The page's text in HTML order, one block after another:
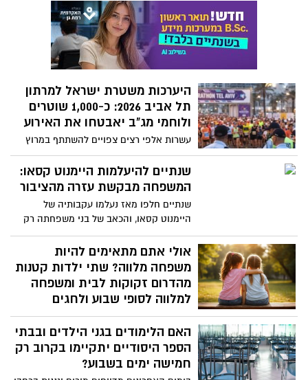
הפעלת טיסות במטוסי KlasJet מיעדים
קרובים באירופה, לטאבה או לעקבה עבור
לקוחות אל על וסאן דור אל על מודיעה על
תחילת ההיערכות למבצע החילוץ שיחל ברגע
שנתב״ג ייפתח לפעילות
היערכות משטרת ישראל למרתון
תל אביב 2026: כ-1,000 שוטרים
ולוחמי מג"ב יאבטחו את האירוע
עשרות אלפי רצים צפויים להשתתף במרוץ
שיתקיים ביום שישי, 27.2.2026
שנתיים להיעלמות היימנוט קסאו:
המשפחה מבקשת עזרה מהציבור
שנתיים חלפו מאז נעלמו עקבותיה של
היימנוט קסאו, והכאב של בני משפחתה רק
מתעצם. היום (רביעי) יציינו הוריה ואחיה
שנתיים להיעלמותה שנתיים של געגוע יומיומי,
של לילות ללא שינה ושל שאלות שאין להן
מענה. בעוד חודשיים בלבד הייתה אמורה
היימנוט לחגוג בת מצווה. במקום ההכנות
לחגיגה, בני המשפחה ממשיכים במסע
חיפושים מתמשך ומבקשים מהציבור לשתף
"אבל אנחנו צריכים את עם ישראל איתנו
שיפרסמו, שישתפו, שיזכירו לכולם שהיימנוט
נעלמה"
אולי אתם מתאימים להיות
משפחה מלווה? שתי ילדות קטנות
מהדרום זקוקות לבית ומשפחה
למלווה לסופי שבוע ולחגים
דווקא בשבוע שבו מציינים את יום המשפחה,
בזמן שרבים משתפים תמונות משפחתיות
וחיבוקים חמים, שתי אחיות בנות 9 ו־11 גדלות
כבר שנתיים בפנימייה בדרום הארץ. למעלה
האם הלימודים בגני הילדים ובבתי
הספר היסודיים יתקיימו בקרוב רק
חמישה ימים בשבוע?